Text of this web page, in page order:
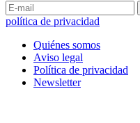
política de privacidad
Quiénes somos
Aviso legal
Política de privacidad
Newsletter